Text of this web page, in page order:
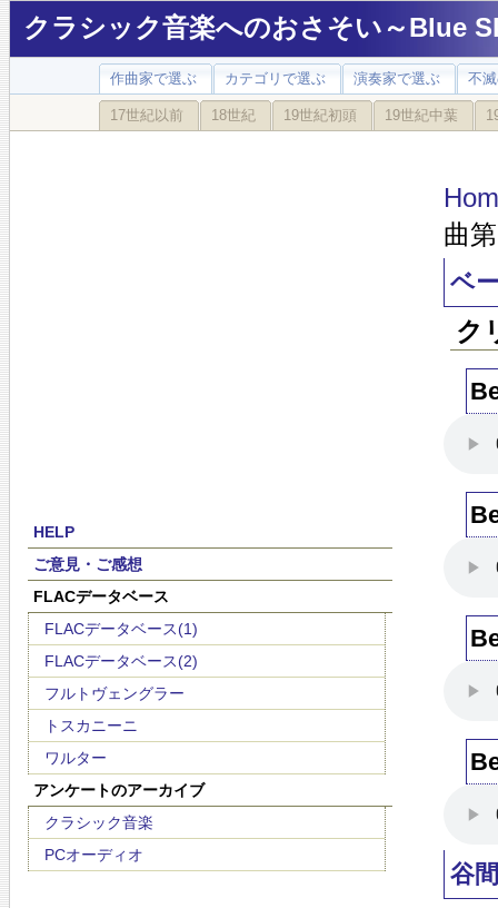
クラシック音楽へのおさそい～Blue
作曲家で選ぶ カテゴリで選ぶ 演奏家で選ぶ 不
17世紀以前 18世紀 19世紀初頭 19世紀中葉
HELP
ご意見・ご感想
FLACデータベース
FLACデータベース(1)
FLACデータベース(2)
フルトヴェングラー
トスカニーニ
ワルター
アンケートのアーカイブ
クラシック音楽
PCオーディオ
曲
ベ
ク
谷